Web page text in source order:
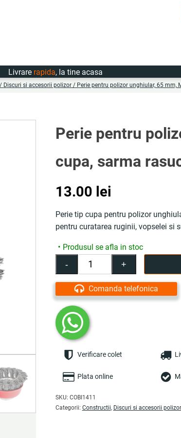
rapida, la tine acasa
Discuri si accesorii polizor/ Perie pentru polizor unghiular, 65 mm,
Perie pentru
cupa, sarma
13.00 lei
Perie tip cupa pentru polizor
pentru curatarea ruginii, vopselei si
Produsul se afla in stoc
-
Cantitate
Perie
pentru
polizor
65
mm,
M14,
cupa,
rasucita
otel
-
+
Comanda telefonica
Verificare colet
Plata online
SKU: COBI1411
Categorii: Constructii, Discuri si accesorii polizor